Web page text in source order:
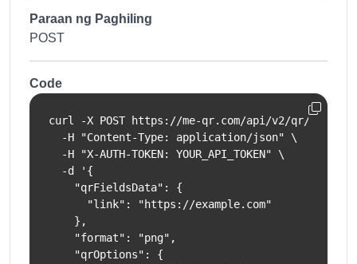
Paraan ng Paghiling
POST
Code
curl -X POST https://me-qr.com/api/v2/qr/link/
  -H "Content-Type: application/json" \
  -H "X-AUTH-TOKEN: YOUR_API_TOKEN" \
  -d '{
    "qrFieldsData": {
      "link": "https://example.com"
    },
    "format": "png",
    "qrOptions": {